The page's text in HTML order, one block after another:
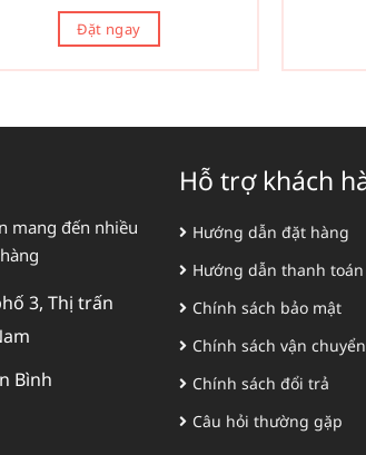
Đặt ngay
mang đến nhiều
3, Thị trấn
Bình
Hỗ trợ khách
Hướng dẫn đặt hàng
Hướng dẫn thanh toán
Chính sách bảo mật
Chính sách vận chuyển
Chính sách đổi trả
Câu hỏi thường gặp